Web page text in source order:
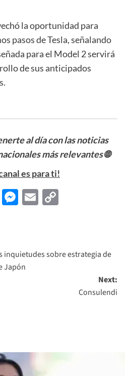
la oportunidad para
pasos de Tesla, señalando
para el Model 2 servirá
de sus anticipados
al día con las noticias
más relevantes🌐
es para ti!
Messenger
EmailCopy
inquietudes sobre estrategia de
Japón
Next:
Consulendi